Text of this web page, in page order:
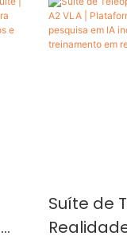
Suíte de